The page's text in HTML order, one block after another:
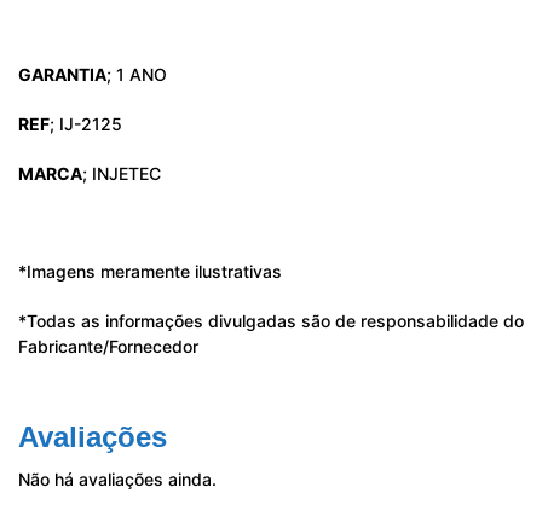
GARANTIA; 1 ANO
REF; IJ-2125
MARCA; INJETEC
*Imagens meramente ilustrativas
*Todas as informações divulgadas são de responsabilidade do
Fabricante/Fornecedor
Avaliações
Não há avaliações ainda.